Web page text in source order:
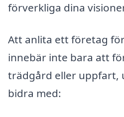
förverkliga dina
Att anlita ett företag
innebär inte bara att
trädgård eller uppfart,
bidra med: